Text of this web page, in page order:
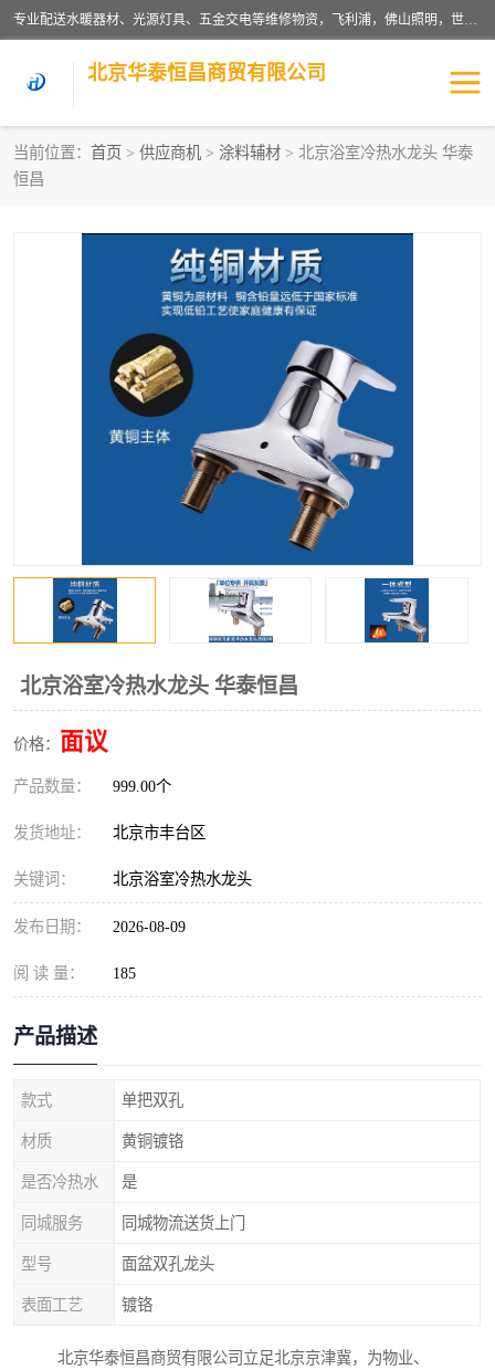
专业配送水暖器材、光源灯具、五金交电等维修物资，飞利浦，佛山照明，世达，博世，九牧，特陶等各产品涉及国内外知名品牌。公司专注与物业、学校、酒店、工厂等单位合作，提供一站式配送服务，降低客户综合成本。依托电子商务改变传统模式，以专业的团队为客户提供24H物资配送到达，货到月结、统一开票，便捷退换等服务，提高了企业的运营效率。
北京华泰恒昌商贸有限公司
当前位置： 首页 > 供应商机 > 涂料辅材 > 北京浴室冷热水龙头 华泰
恒昌
北京浴室冷热水龙头 华泰恒昌
价格： 面议
产品数量： 999.00个
发货地址： 北京市丰台区
关键词： 北京浴室冷热水龙头
发布日期： 2026-08-09
阅 读 量： 185
产品描述
款式 单把双孔
材质 黄铜镀铬
是否冷热水 是
同城服务 同城物流送货上门
型号 面盆双孔龙头
表面工艺 镀铬
北京华泰恒昌商贸有限公司立足北京京津冀，为物业、
水暖阀门
涂料辅材